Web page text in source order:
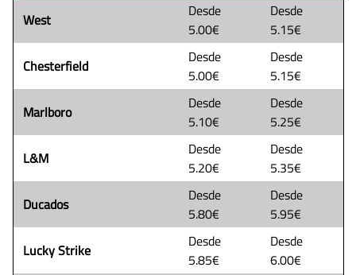
West
Desde
5.00€
Desde
5.15€
Chesterfield
Desde
5.00€
Desde
5.15€
Marlboro
Desde
5.10€
Desde
5.25€
L&M
Desde
5.20€
Desde
5.35€
Ducados
Desde
5.80€
Desde
5.95€
Lucky Strike
Desde
5.85€
Desde
6.00€